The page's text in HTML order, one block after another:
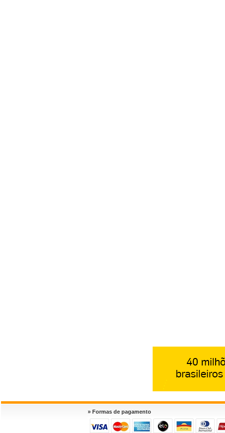
» Formas de pagamento